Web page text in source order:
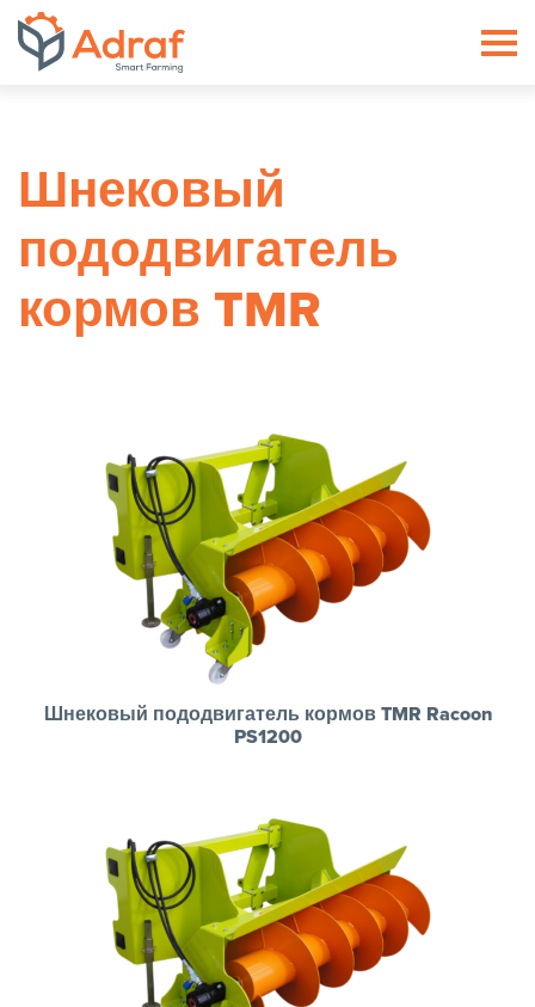
Шнековый
пододвигатель
кормов TMR
Шнековый пододвигатель кормов TMR Racoon
PS1200
ADRAF // Producent maszyn